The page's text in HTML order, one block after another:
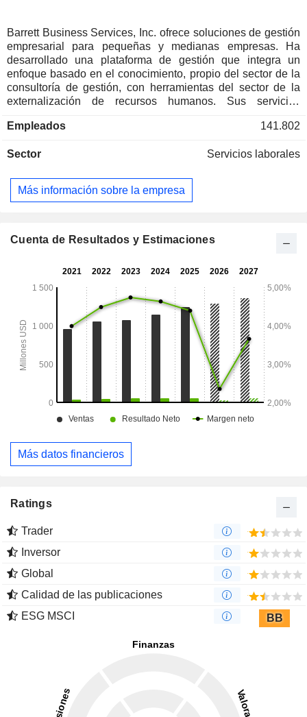
Barrett Business Services, Inc. ofrece soluciones de gestión
empresarial para pequeñas y medianas empresas. Ha
desarrollado una plataforma de gestión que integra un
enfoque basado en el conocimiento, propio del sector de la
consultoría de gestión, con herramientas del sector de la
externalización de recursos humanos. Sus servicios
selección de personal. Los servicios de PEO incluyen la
establecer una relación de coempleo con cada empresa
indemnización por accidentes de trabajo (si se opta por ella)
y la cobertura de prestaciones (si se opta por ella), así como
recursos humanos, planes de jubilación, un sistema de
en la web, myBBSI. Los servicios de selección de personal
plazo, contratación de personal por contrato, colocación
directa y gestión in situ a largo plazo o por tiempo indefinido.
Empleados 141.802
Sector Servicios laborales
Más información sobre la empresa
Cuenta de Resultados y Estimaciones
Más datos financieros
Ratings
Trader
Inversor
Global
Calidad de las publicaciones
ESG MSCI
BB